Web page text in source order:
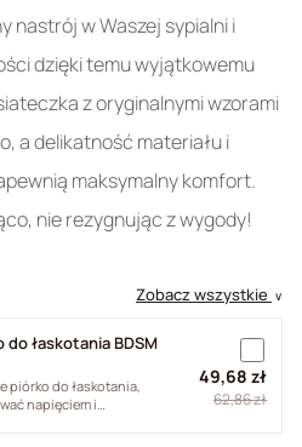
nastrój w Waszej sypialni i
dzięki temu wyjątkowemu
z oryginalnymi wzorami
a delikatność materiału i
maksymalny komfort.
nie rezygnując z wygody!
Zobacz wszystkie ∨
łaskotania BDSM
piórko do łaskotania,
napięciem i
49,68 zł
62,86 zł